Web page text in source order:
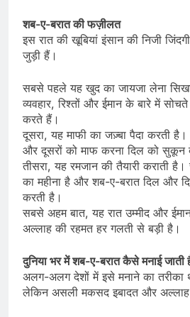
शब-ए-बरात की फज़ीलत
इस रात की खूबियां इंसान की निजी
जुड़ी हैं।
सबसे पहले यह खुद का जायजा लेना
व्यवहार, रिश्तों और ईमान के बारे में
करते हैं।
दूसरा, यह माफी का जज़्बा पैदा करती
और दूसरों को माफ करना दिल को सुकून
तीसरा, यह रमजान की तैयारी कराती
का महीना है और शब-ए-बरात दिल और
करती है।
सबसे अहम बात, यह रात उम्मीद और
अल्लाह की रहमत हर गलती से बड़ी है।
दुनिया भर में शब-ए-बरात कैसे मनाई जाती
अलग-अलग देशों में इसे मनाने का तरीका
लेकिन असली मकसद इबादत और अल्लाह